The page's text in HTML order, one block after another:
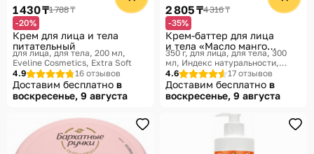
1 430 ₸1 788 ₸
-20%
Крем для лица и тела
питательный
для лица, для тела, 200 мл
Eveline Cosmetics, Extra Soft
4.9
16 отзывов
Доставим бесплатно в
воскресенье, 9 августа
2 805 ₸4 316 ₸
-35%
Крем-баттер для лица
и тела «Масло манго
и марулы»
350 г, для лица, для тела, 300
мл Индекс натуральности,
Ichthyonella
4.6 17 отзывов
Доставим бесплатно в
воскресенье, 9 августа